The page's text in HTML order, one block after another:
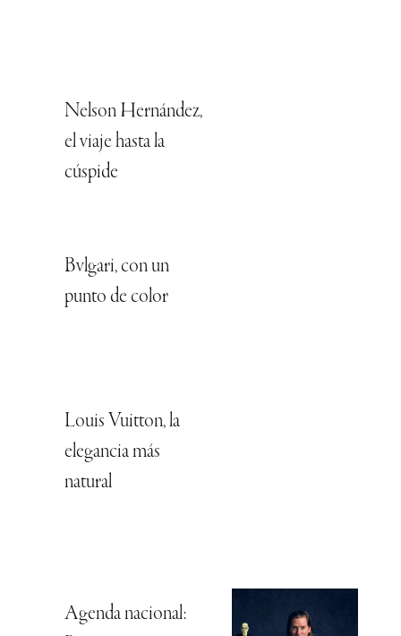
Nelson Hernández,
el viaje hasta la
cúspide
Bvlgari, con un
punto de color
Louis Vuitton, la
elegancia más
natural
Agenda nacional: